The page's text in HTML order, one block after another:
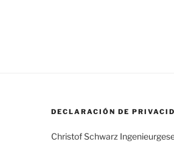
DECLARACIÓN DE
Christof Schwarz